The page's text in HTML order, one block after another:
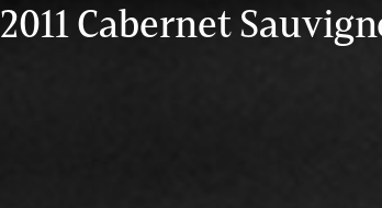
2011 Cabernet